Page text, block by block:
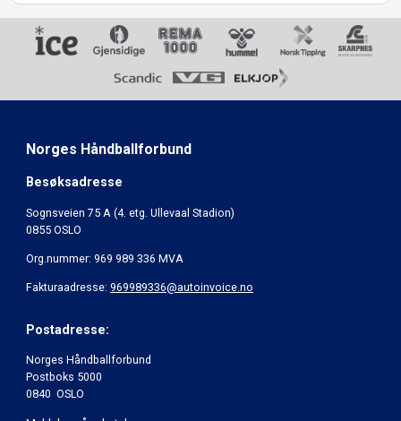
Norges Håndballforbund
Besøksadresse
Sognsveien 75 A (4. etg. Ullevaal Stadion)
0855 OSLO
Org.nummer: 969 989 336 MVA
Fakturaadresse: 969989336@autoinvoice.no
Postadresse:
Norges Håndballforbund
Postboks 5000
0840 OSLO